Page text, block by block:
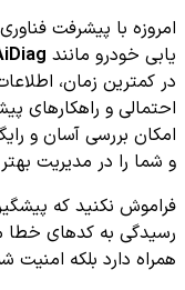
امروزه با پیشرفت
یابی خودرو مانند
در کمترین زمان،
احتمالی و راهکارهای
امکان بررسی آسان و
و شما را در مدیریت
فراموش نکنید که
همراه دارد بلکه امنیت